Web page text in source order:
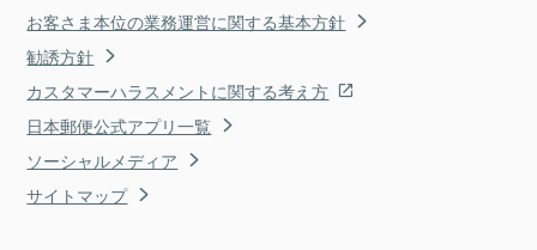
お客さま本位の業務運営に関する基本方針
勧誘方針
カスタマーハラスメントに関する考え方
日本郵便公式アプリ一覧
ソーシャルメディア
サイトマップ